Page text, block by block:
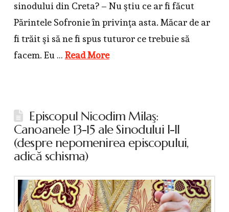
sinodului din Creta? – Nu ştiu ce ar fi făcut
Părintele Sofronie în privinţa asta. Măcar de ar
fi trăit şi să ne fi spus tuturor ce trebuie să
facem. Eu … Read More
Episcopul Nicodim Milaş:
Canoanele 13-15 ale Sinodului I-II
(despre nepomenirea episcopului,
adică schisma)